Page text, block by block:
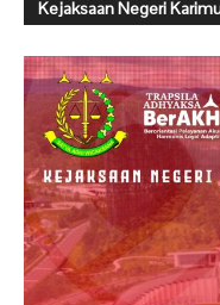
Kejaksaan Negeri